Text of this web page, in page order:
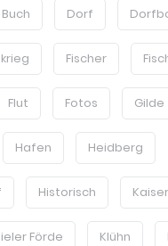
Buch Dorf
Fischer
Flut Fotos Gilde
Hafen Heidberg
Historisch
Förde Klühn